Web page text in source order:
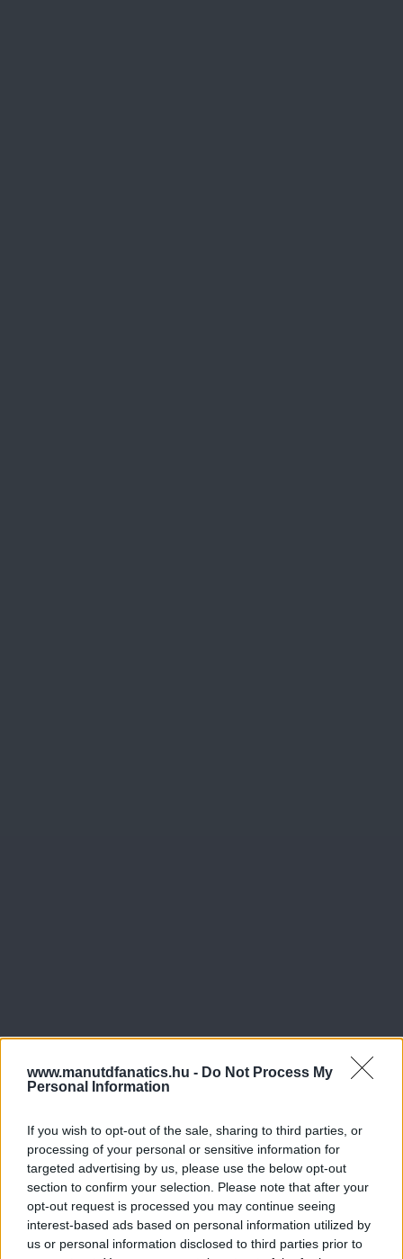
www.manutdfanatics.hu - Do Not Process My
Personal Information
If you wish to opt-out of the sale, sharing to third parties, or
processing of your personal or sensitive information for
targeted advertising by us, please use the below opt-out
section to confirm your selection. Please note that after your
opt-out request is processed you may continue seeing
interest-based ads based on personal information utilized by
us or personal information disclosed to third parties prior to